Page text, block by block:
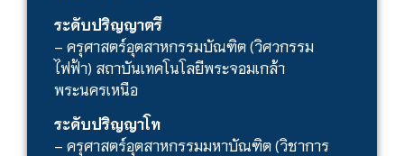
ระดับปริญญาตรี
– ครุศาสตร์อุตสาหกรรมบัณฑิต (วิศวกรรม
ไฟฟ้า) สถาบันเทคโนโลยีพระจอมเกล้า
พระนครเหนือ
ระดับปริญญาโท
– ครุศาสตร์อุตสาหกรรมมหาบัณฑิต (วิชาการ